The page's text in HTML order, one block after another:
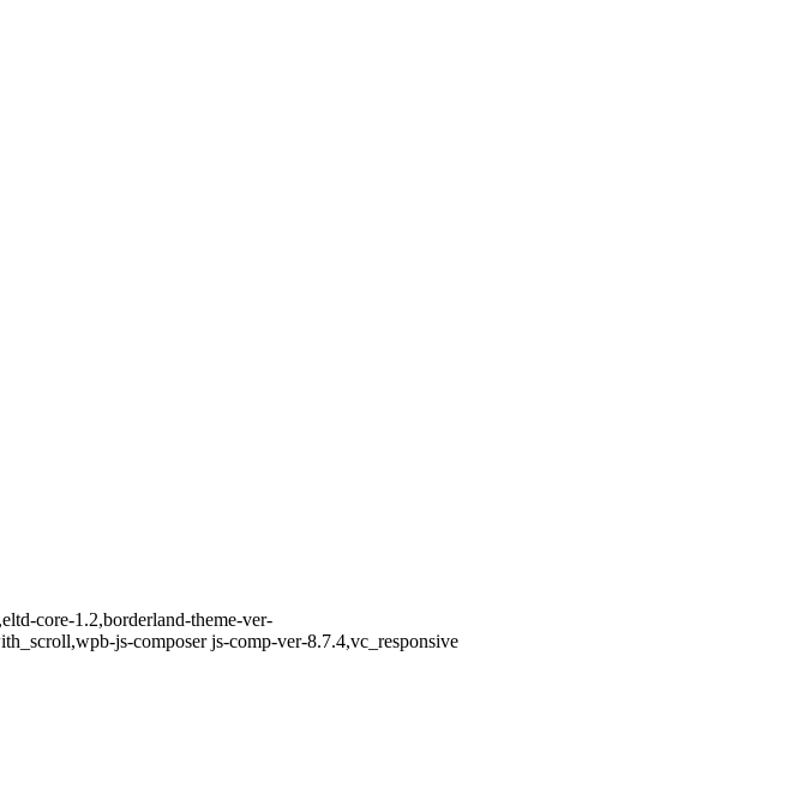
core-1.2,borderland-theme-ver-
js-composer js-comp-ver-8.7.4,vc_responsive